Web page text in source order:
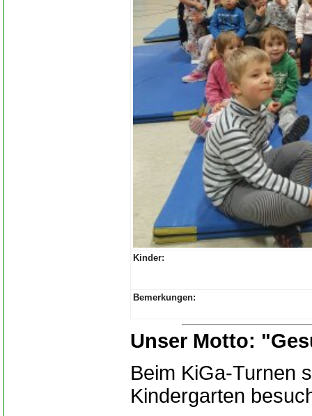
Kinder:
Bemerkungen:
Unser Motto:
Beim KiGa-Turnen
Kindergarten